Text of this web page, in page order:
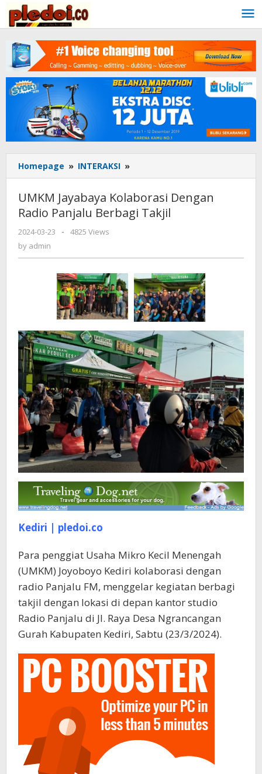
content
Homepage » INTERAKSI »
Jayabaya
Kolaborasi
Dengan
Radio
UMKM Jayabaya Kolaborasi Dengan
Radio Panjalu Berbagi Takjil
2024-03-23
by
-
4825 Views
by admin
Kediri | pledoi.co
Para penggiat Usaha Mikro Kecil Menengah
(UMKM) Joyoboyo Kediri kolaborasi dengan
radio Panjalu FM, menggelar kegiatan berbagi
takjil dengan lokasi di depan kantor studio
Radio Panjalu di Jl. Raya Desa Ngrancangan
Gurah Kabupaten Kediri, Sabtu (23/3/2024).